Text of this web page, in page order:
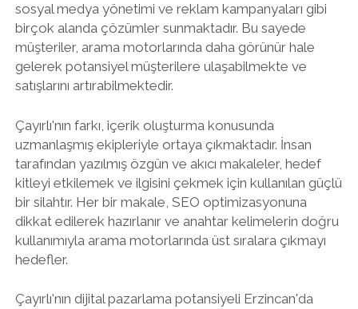
sosyal medya yönetimi ve reklam kampanyaları gibi
birçok alanda çözümler sunmaktadır. Bu sayede
müşteriler, arama motorlarında daha görünür hale
gelerek potansiyel müşterilere ulaşabilmekte ve
satışlarını artırabilmektedir.
Çayırlı'nın farkı, içerik oluşturma konusunda
uzmanlaşmış ekipleriyle ortaya çıkmaktadır. İnsan
tarafından yazılmış özgün ve akıcı makaleler, hedef
kitleyi etkilemek ve ilgisini çekmek için kullanılan güçlü
bir silahtır. Her bir makale, SEO optimizasyonuna
dikkat edilerek hazırlanır ve anahtar kelimelerin doğru
kullanımıyla arama motorlarında üst sıralara çıkmayı
hedefler.
Çayırlı'nın dijital pazarlama potansiyeli Erzincan'da